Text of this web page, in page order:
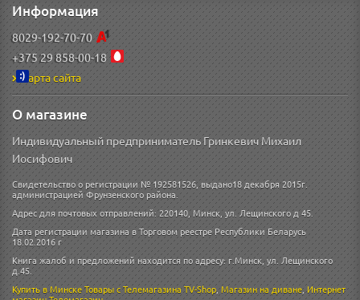
Информация
8029-192-70-70
+375 29 858-00-18
Карта сайта
О магазине
Индивидуальный предприниматель Гринкевич Михаил
Иосифович
Свидетельство о регистрации № 192581526, выдано18 декабря 2015г.
администрацией Фрунзенского района.
Адрес для почтовых отправлений: 220140, Минск, ул. Лещинского д 45.
Дата регистрации магазина в Торговом реестре Республики Беларусь
18.02.2016 г
Книга жалоб и предложений находится по адресу: г.Минск, ул. Лещинского
д.45.
Купить в МинскеТовары с Телемагазина TV-Shop,Магазин на диване,Интернет